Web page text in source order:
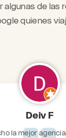
algunas de las
quienes
Deiv F
la mejor